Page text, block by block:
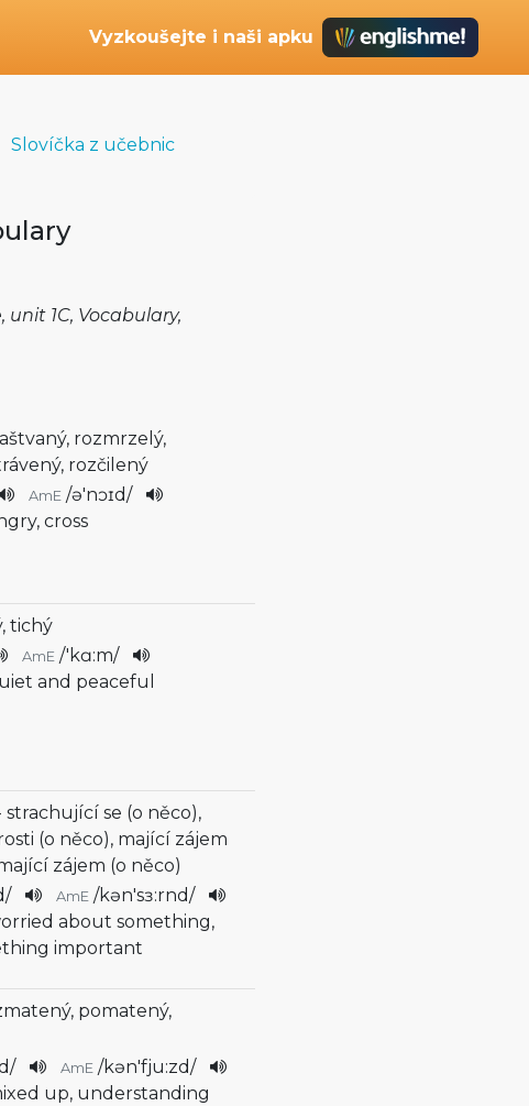
Vyzkoušejte i naši apku
Slovíčka z učebnic
1C, Vocabulary,
rozmrzelý,
rozčilený
AmE /ə'nɔɪd/
cross
tichý
AmE /'kɑ:m/
and peaceful
strachující se (o něco),
(o něco), mající zájem
zájem (o něco)
/ AmE /kən'sɜ:rnd/
about something,
important
pomatený,
/ AmE /kən'fju:zd/
up, understanding